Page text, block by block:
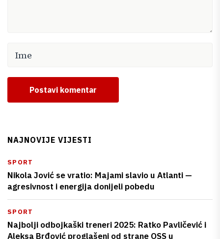
Postavi komentar
NAJNOVIJE VIJESTI
SPORT
Nikola Jović se vratio: Majami slavio u Atlanti —
agresivnost i energija donijeli pobedu
SPORT
Najbolji odbojkaški treneri 2025: Ratko Pavličević i
Aleksa Brđović proglašeni od strane OSS u